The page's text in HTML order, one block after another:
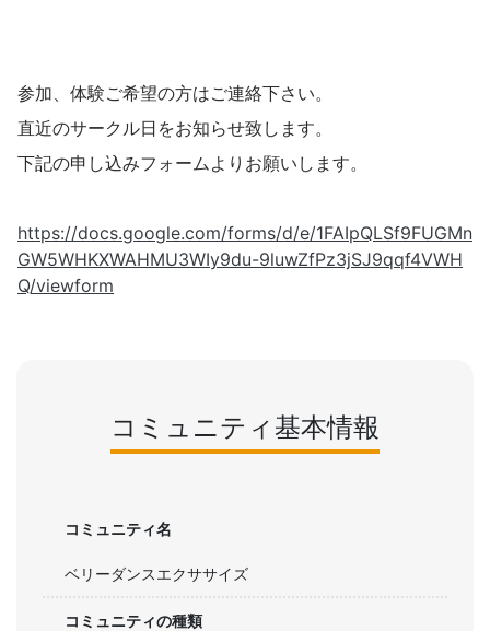
参加、体験ご希望の方はご連絡下さい。
直近のサークル日をお知らせ致します。
下記の申し込みフォームよりお願いします。
https://docs.google.com/forms/d/e/1FAIpQLSf9FUGMn
GW5WHKXWAHMU3WIy9du-9luwZfPz3jSJ9qqf4VWH
Q/viewform
コミュニティ基本情報
コミュニティ名
ベリーダンスエクササイズ
コミュニティの種類